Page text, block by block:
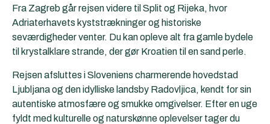
Fra Zagreb går rejsen videre til Split og Rijeka, hvor
Adriaterhavets kyststrækninger og historiske
seværdigheder venter. Du kan opleve alt fra gamle bydele
til krystalklare strande, der gør Kroatien til en sand perle.
Rejsen afsluttes i Sloveniens charmerende hovedstad
Ljubljana og den idylliske landsby Radovljica, kendt for sin
autentiske atmosfære og smukke omgivelser. Efter en uge
fyldt med kulturelle og naturskønne oplevelser tager du